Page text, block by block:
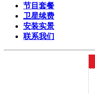
节目套餐
卫星续费
安装实景
联系我们